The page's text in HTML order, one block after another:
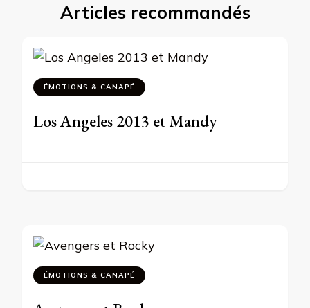
Articles recommandés
ÉMOTIONS & CANAPÉ
Los Angeles 2013 et Mandy
ÉMOTIONS & CANAPÉ